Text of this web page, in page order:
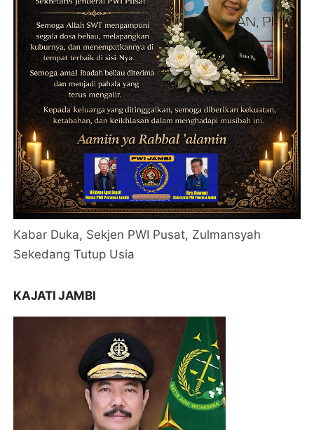
Kabar Duka, Sekjen PWI Pusat, Zulmansyah
Sekedang Tutup Usia
KAJATI JAMBI